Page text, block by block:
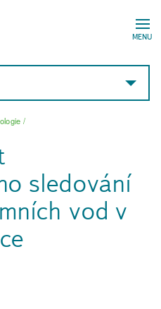
MENU
/
sledování
vod v